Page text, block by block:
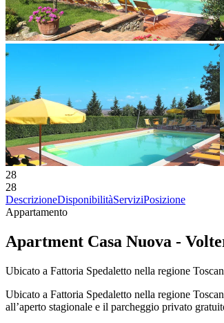
28
28
DescrizioneDisponibilitàServiziPosizione
Appartamento
Apartment Casa Nuova -
Ubicato a Fattoria Spedaletto nella regione
Ubicato a Fattoria Spedaletto nella regione
all’aperto stagionale e il parcheggio privato